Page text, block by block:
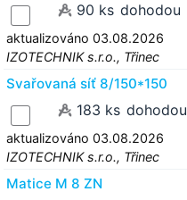
90 ks dohodou
aktualizováno 03.08.2026
IZOTECHNIK s.r.o., Třinec
Svařovaná síť 8/150*150
183 ks dohodou
aktualizováno 03.08.2026
IZOTECHNIK s.r.o., Třinec
Matice M 8 ZN